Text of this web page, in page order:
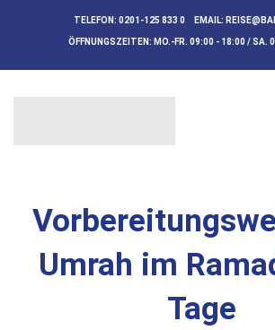
TELEFON: 0201-125 833 0 EMAIL:
ÖFFNUNGSZEITEN: MO.-FR. 09:00 - 18:00 / SA.
Umrah im
Tage